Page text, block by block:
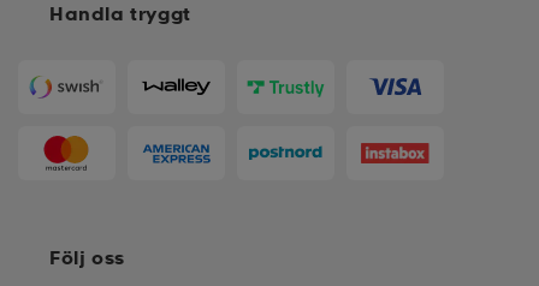
Handla tryggt
Följ oss